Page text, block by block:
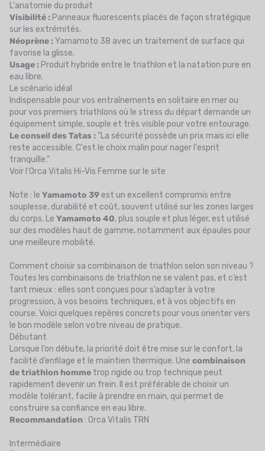
L'anatomie du produit
Visibilité : Panneaux fluorescents placés de façon stratégique
sur les extrémités.
Néoprène :Yamamoto 38 avec un traitement de surface qui
favorise la glisse.
Usage : Produit hybride entre le triathlon et la natation pure en
eau libre.
Le scénario idéal
Indispensable pour vos entraînements en solitaire en mer ou
pour vos premiers triathlons où le stress du départ demande un
équipement simple, souple et très visible pour votre entourage.
Le conseil des Tatas : "La sécurité possède un prix mais ici elle
reste accessible. C'est le choix malin pour nager l'esprit
tranquille."
Voir l'Orca Vitalis Hi-Vis Femme sur le site
Note : le Yamamoto 39 est un excellent compromis entre
souplesse, durabilité et coût, souvent utilisé sur les zones larges
du corps. Le Yamamoto 40, plus souple et plus léger, est utilisé
sur des modèles haut de gamme, notamment aux épaules pour
une meilleure mobilité.
Comment choisir sa combinaison de triathlon selon son niveau ?
Toutes les combinaisons de triathlon ne se valent pas, et c’est
tant mieux : elles sont conçues pour s’adapter à votre
progression, à vos besoins techniques, et à vos objectifs en
course. Voici quelques repères concrets pour vous orienter vers
le bon modèle selon votre niveau de pratique.
Débutant
Lorsque l’on débute, la priorité doit être mise sur le confort, la
facilité d’enfilage et le maintien thermique. Une combinaison
de triathlon homme trop rigide ou trop technique peut
rapidement devenir un frein. Il est préférable de choisir un
modèle tolérant, facile à prendre en main, qui permet de
construire sa confiance en eau libre.
Recommandation : Orca Vitalis TRN
Intermédiaire